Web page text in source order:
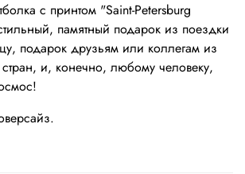
с принтом "Saint-Petersburg
памятный подарок из поездки
подарок друзьям или коллегам из
и, конечно, любому человеку,